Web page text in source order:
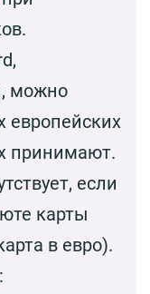
можно
европейских
принимают.
если
карты
в евро).